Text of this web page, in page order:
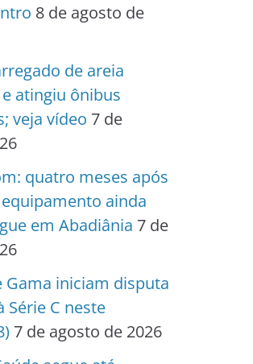
8 de agosto de
de areia
atingiu ônibus
veja vídeo 7 de
quatro meses após
ainda
em Abadiânia 7 de
Gama iniciam disputa
Série C neste
7 de agosto de 2026